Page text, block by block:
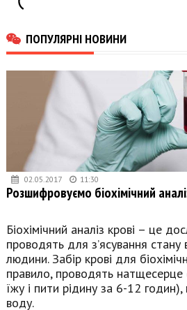
ПОПУЛЯРНІ НОВИНИ
02.05.2017 11:30
Розшифровуємо біохімічний
Біохімічний аналіз крові – це
проводять для з’ясування стану
людини. Забір крові для
правило, проводять
їжу і пити рідину за 6-12
воду.